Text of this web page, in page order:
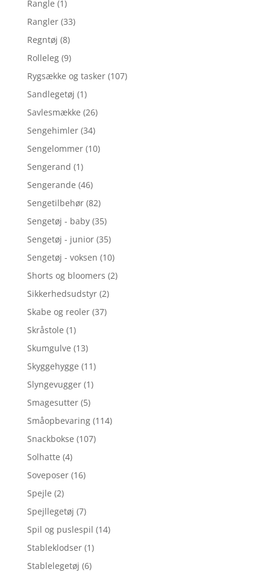
Rangle (1)
Rangler (33)
Regntøj (8)
Rolleleg (9)
Rygsække og tasker (107)
Sandlegetøj (1)
Savlesmække (26)
Sengehimler (34)
Sengelommer (10)
Sengerand (1)
Sengerande (46)
Sengetilbehør (82)
Sengetøj - baby (35)
Sengetøj - junior (35)
Sengetøj - voksen (10)
Shorts og bloomers (2)
Sikkerhedsudstyr (2)
Skabe og reoler (37)
Skråstole (1)
Skumgulve (13)
Skyggehygge (11)
Slyngevugger (1)
Smagesutter (5)
Småopbevaring (114)
Snackbokse (107)
Solhatte (4)
Soveposer (16)
Spejle (2)
Spejllegetøj (7)
Spil og puslespil (14)
Stableklodser (1)
Stablelegetøj (6)